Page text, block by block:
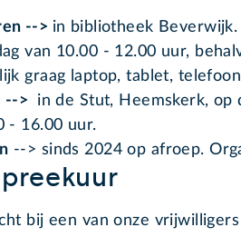
--> in bibliotheek Beverwijk.
van 10.00 - 12.00 uur,
graag laptop, tablet,
-->
in de Stut, Heemskerk, op
- 16.00 uur.
--> sinds 2024 op afroep.
bij een van onze vrijwilligers